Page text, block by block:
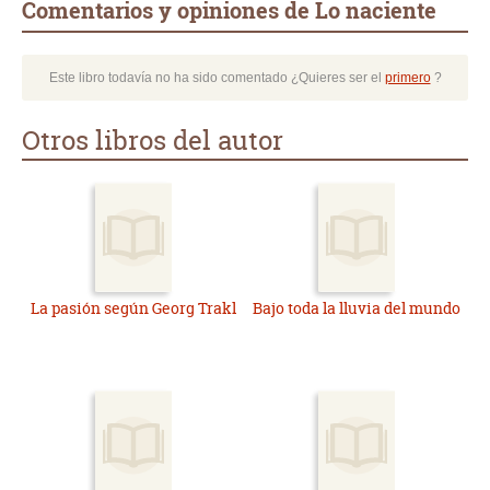
Comentarios y opiniones de Lo naciente
Este libro todavía no ha sido comentado ¿Quieres ser el primero?
Otros libros del autor
La pasión según Georg Trakl Bajo toda la lluvia del mundo